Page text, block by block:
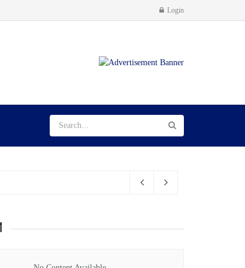
Login